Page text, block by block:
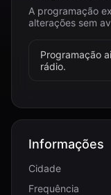
A programação
alterações sem
Programação
rádio.
Informações
Cidade
Frequência